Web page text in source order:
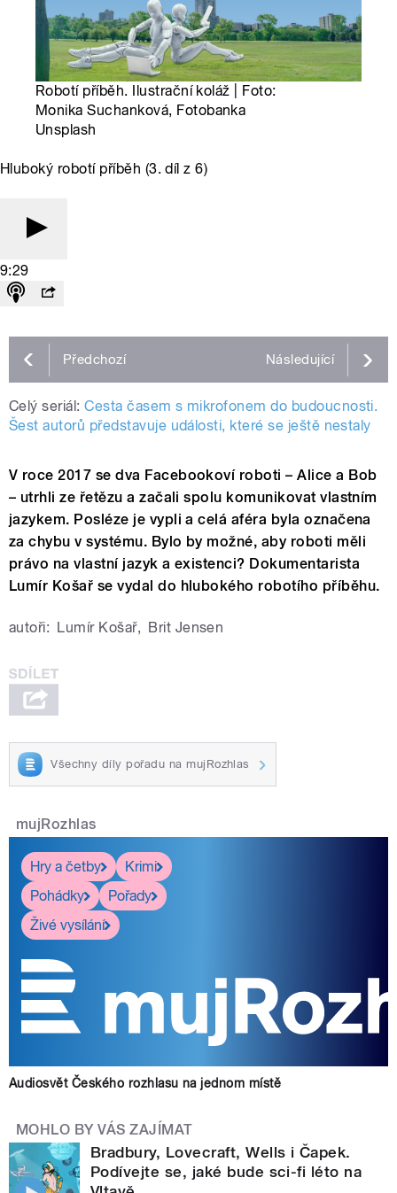
Robotí příběh. Ilustrační koláž | Foto:
Monika Suchanková, Fotobanka
Unsplash
Hluboký robotí příběh (3. díl z 6)
9:29
Předchozí Následující
Celý seriál: Cesta časem s mikrofonem do budoucnosti.
Šest autorů představuje události, které se ještě nestaly
V roce 2017 se dva Facebookoví roboti – Alice a Bob
– utrhli ze řetězu a začali spolu komunikovat vlastním
jazykem. Posléze je vypli a celá aféra byla označena
za chybu v systému. Bylo by možné, aby roboti měli
právo na vlastní jazyk a existenci? Dokumentarista
Lumír Košař se vydal do hlubokého robotího příběhu.
autoři: Lumír Košař, Brit Jensen
Všechny díly pořadu na mujRozhlas
mujRozhlas
Hry a četby
Krimi
Pohádky
Pořady
Živé vysílání
Audiosvět Českého rozhlasu na jednom místě
MOHLO BY VÁS ZAJÍMAT
Bradbury, Lovecraft, Wells i Čapek.
Podívejte se, jaké bude sci-fi léto na